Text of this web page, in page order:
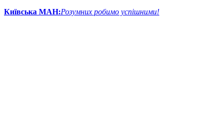
Київська МАН:Розумних робимо успішними!